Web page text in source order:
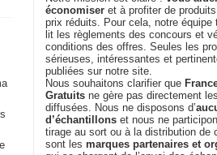
économiser et à profiter de
prix réduits. Pour cela, notre équipe
lit les règlements des concours et
conditions des offres. Seules les
sérieuses, intéressantes et
publiées sur notre site.
Nous souhaitons clarifier que
Gratuits ne gère pas directement
diffusées. Nous ne disposons d’
d’échantillons et nous ne
tirage au sort ou à la distribution de
sont les marques partenaires et